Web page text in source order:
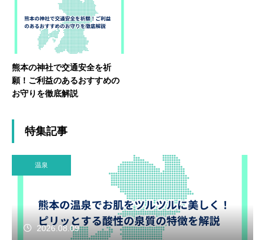
熊本の神社で交通安全を祈
願！ご利益のあるおすすめの
お守りを徹底解説
特集記事
温泉
2026.08.09